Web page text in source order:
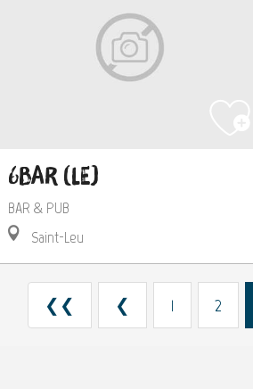
6Bar (Le)
BAR & PUB
Saint-Leu
❮❮ ❮ 1 2